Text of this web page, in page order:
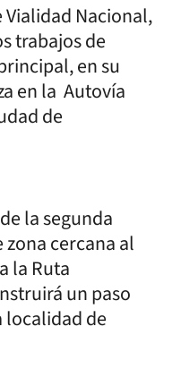
Vialidad Nacional,
trabajos de
en su
en la Autovía
de
la segunda
zona cercana al
la Ruta
un paso
localidad de